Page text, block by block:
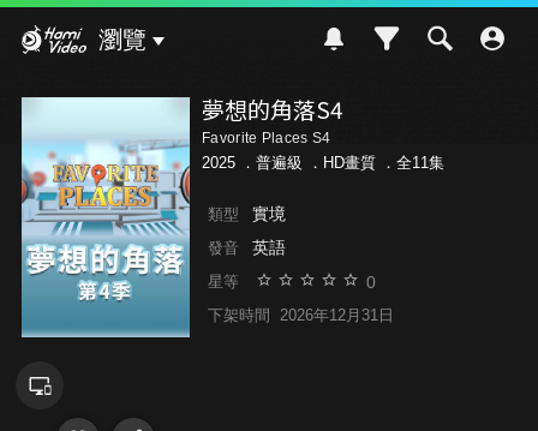
瀏覽
夢想的角落S4
Favorite Places S4
2025 ． 普遍級 ．HD畫質 ．全11集
類型 實境
發音 英語
星等 0
下架時間 2026年12月31日